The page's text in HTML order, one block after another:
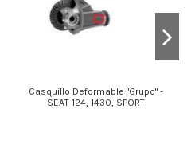
Casquillo Deformable "Grupo" -
SEAT 124, 1430, SPORT